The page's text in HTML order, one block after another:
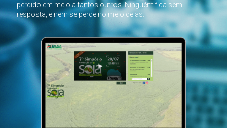
perdido em meio a tantos outros. Ninguém fica sem
resposta, e nem se perde no meio delas.